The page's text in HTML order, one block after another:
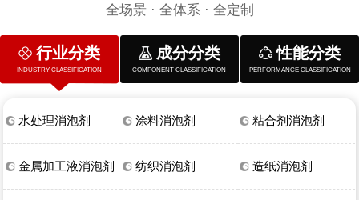
全场景 · 全体系 · 全定制
行业分类
INDUSTRY CLASSIFICATION
成分分类
COMPONENT CLASSIFICATION
性能分类
PERFORMANCE CLASSIFICATION
水处理消泡剂 涂料消泡剂 粘合剂消泡剂
金属加工液消泡剂 纺织消泡剂 造纸消泡剂